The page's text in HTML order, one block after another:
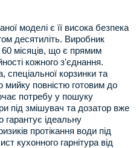
моделі є її висока безпека
десятиліть. Виробник
місяців, що є прямим
кожного з'єднання.
спеціальної корзинки та
повністю готовим до
потребу у пошуку
під змішувач та дозатор вже
гарантує ідеальну
протікання води під
кухонного гарнітура від